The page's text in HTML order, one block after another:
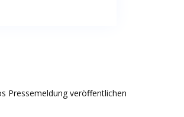
Pressemeldung veröffentlichen